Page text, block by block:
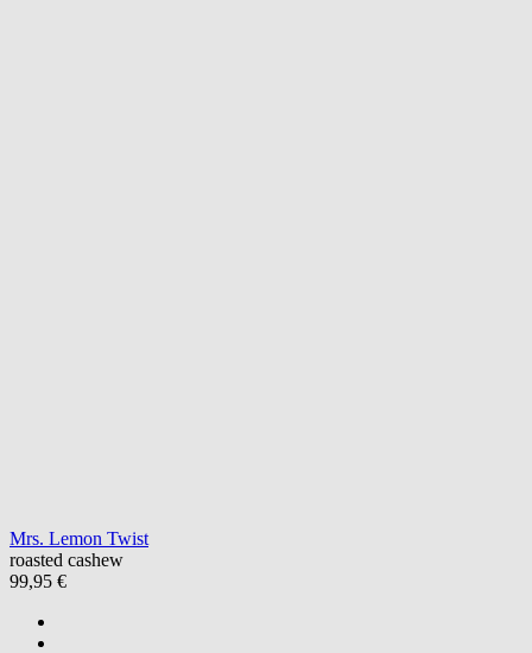
Mrs. Lemon Twist
roasted cashew
99,95 €